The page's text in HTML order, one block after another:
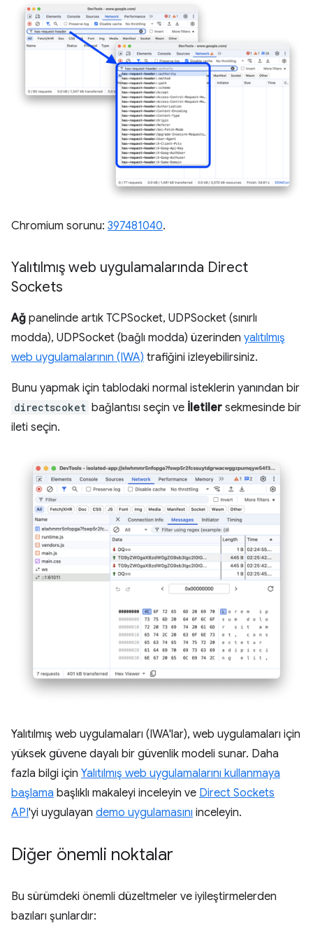
Chromium sorunu: 397481040.
Yalıtılmış web uygulamalarında Direct
Sockets
Ağ panelinde artık TCPSocket, UDPSocket (sınırlı
modda), UDPSocket (bağlı modda) üzerinden yalıtılmış
web uygulamalarının (IWA) trafiğini izleyebilirsiniz.
Bunu yapmak için tablodaki normal isteklerin yanından bir
directscoket bağlantısı seçin ve İletiler sekmesinde bir
ileti seçin.
Yalıtılmış web uygulamaları (IWA'lar), web uygulamaları için
yüksek güvene dayalı bir güvenlik modeli sunar. Daha
fazla bilgi için Yalıtılmış web uygulamalarını kullanmaya
başlama başlıklı makaleyi inceleyin ve Direct Sockets
API'yi uygulayan demo uygulamasını inceleyin.
Diğer önemli noktalar
Bu sürümdeki önemli düzeltmeler ve iyileştirmelerden
bazıları şunlardır: